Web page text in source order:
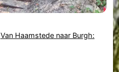
Van Haamstede naar Burgh: